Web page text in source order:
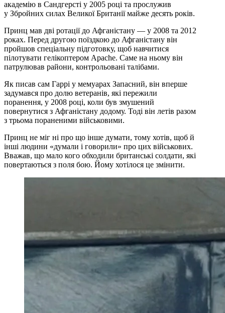
академію в Сандгерсті у 2005 році та прослужив
у Збройних силах Великої Британії майже десять років.
Принц мав дві ротації до Афганістану — у 2008 та 2012
роках. Перед другою поїздкою до Афганістану він
пройшов спеціальну підготовку, щоб навчитися
пілотувати гелікоптером Apache. Саме на ньому він
патрулював райони, контрольовані талібами.
Як писав сам Гаррі у мемуарах Запасний, він вперше
задумався про долю ветеранів, які пережили
поранення, у 2008 році, коли був змушений
повернутися з Афганістану додому. Тоді він летів разом
з трьома пораненими військовими.
Принц не міг ні про що інше думати, тому хотів, щоб й
інші людини «думали і говорили» про цих військових.
Вважав, що мало кого обходили британські солдати, які
повертаються з поля бою. Йому хотілося це змінити.